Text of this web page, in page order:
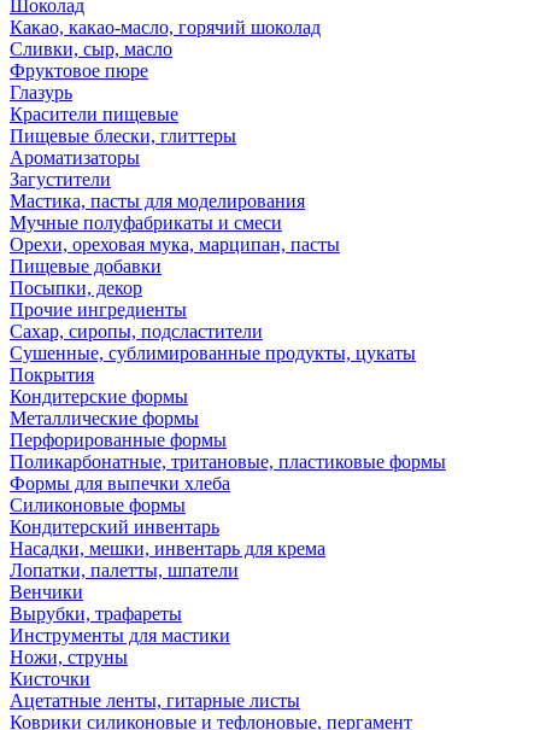
Шоколад
Какао, какао-масло, горячий шоколад
Сливки, сыр, масло
Фруктовое пюре
Глазурь
Красители пищевые
Пищевые блески, глиттеры
Ароматизаторы
Загустители
Мастика, пасты для моделирования
Мучные полуфабрикаты и смеси
Орехи, ореховая мука, марципан, пасты
Пищевые добавки
Посыпки, декор
Прочие ингредиенты
Сахар, сиропы, подсластители
Сушенные, сублимированные продукты, цукаты
Покрытия
Кондитерские формы
Металлические формы
Перфорированные формы
Поликарбонатные, тритановые, пластиковые формы
Формы для выпечки хлеба
Силиконовые формы
Кондитерский инвентарь
Насадки, мешки, инвентарь для крема
Лопатки, палетты, шпатели
Венчики
Вырубки, трафареты
Инструменты для мастики
Ножи, струны
Кисточки
Ацетатные ленты, гитарные листы
Коврики силиконовые и тефлоновые, пергамент